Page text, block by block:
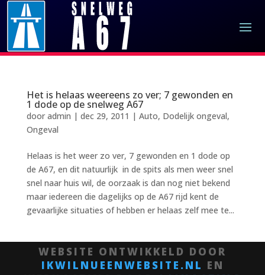
Het is helaas weereens zo ver; 7 gewonden en
1 dode op de snelweg A67
door admin | dec 29, 2011 | Auto, Dodelijk ongeval,
Ongeval
Helaas is het weer zo ver, 7 gewonden en 1 dode op
de A67, en dit natuurlijk in de spits als men weer snel
snel naar huis wil, de oorzaak is dan nog niet bekend
maar iedereen die dagelijks op de A67 rijd kent de
gevaarlijke situaties of hebben er helaas zelf mee te...
WEBSITE ONTWIKKELD DOOR
IKWILNUEENWEBSITE.NL EN